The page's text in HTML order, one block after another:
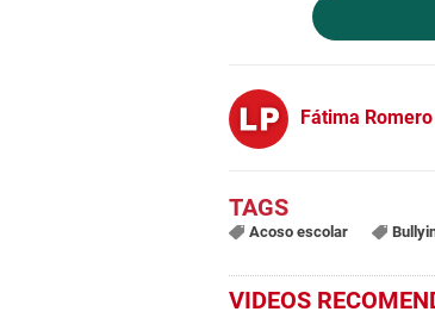
Fátima
Acoso escolar
VIDEOS